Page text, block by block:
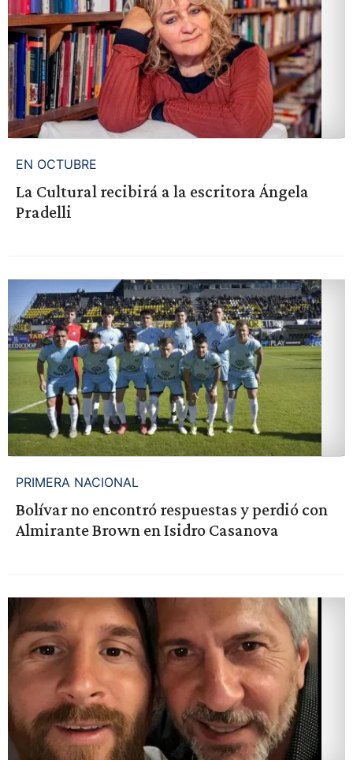
EN OCTUBRE
La Cultural recibirá a la escritora Ángela
Pradelli
PRIMERA NACIONAL
Bolívar no encontró respuestas y perdió con
Almirante Brown en Isidro Casanova